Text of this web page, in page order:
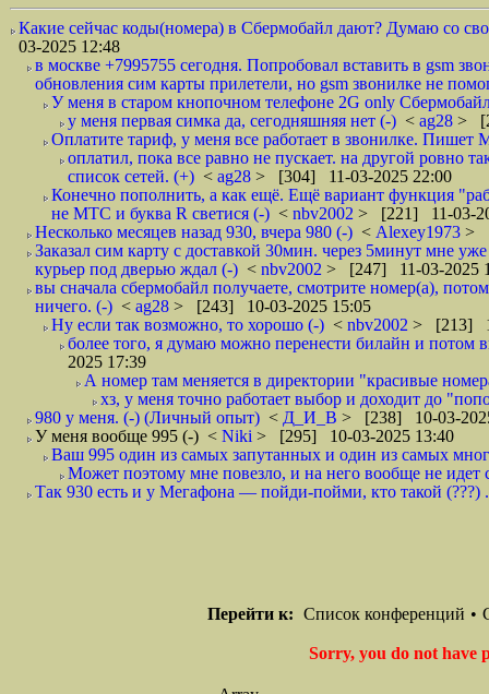
Какие сейчас коды(номера) в Сбермобайл дают? Думаю со
03-2025 12:48
в москве +7995755 сегодня. Попробовал вставить в gsm
обновления сим карты прилетели, но gsm звонилке не
У меня в старом кнопочном телефоне 2G only
у меня первая симка да, сегодняшняя нет (-) < ag28 >
Оплатите тариф, у меня все работает в звонилке.
оплатил, пока все равно не пускает. на другой ровно
список сетей. (+) < ag28 > [304] 11-03-2025 22:00
Конечно пополнить, а как ещё. Ещё вариант функция
не МТС и буква R светися (-) < nbv2002 > [221] 11-03-
Несколько месяцев назад 930, вчера 980 (-) < Alexey1973 >
Заказал сим карту с доставкой 30мин. через 5минут мне
курьер под дверью ждал (-) < nbv2002 > [247] 11-03-2025
вы сначала сбермобайл получаете, смотрите номер(а),
ничего. (-) < ag28 > [243] 10-03-2025 15:05
Ну если так возможно, то хорошо (-) < nbv2002 > [213]
более того, я думаю можно перенести билайн и потом
2025 17:39
А номер там меняется в директории "красивые
хз, у меня точно работает выбор и доходит до
980 у меня. (-) (Личный опыт) < Д_И_В > [238] 10-03-
У меня вообще 995 (-) < Niki > [295] 10-03-2025 13:40
Ваш 995 один из самых запутанных и один из самых
Может поэтому мне повезло, и на него вообще не идет
Так 930 есть и у Мегафона — пойди-пойми, кто такой (???)
Перейти к: Список конференций •
Sorry, you do not have